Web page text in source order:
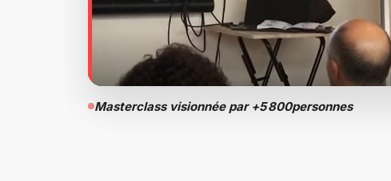
Masterclass visionnée par +5 800personnes